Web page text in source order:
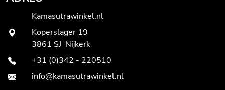
Kamasutrawinkel.nl
Koperslager 19
3861 SJ Nijkerk
+31 (0)342 - 220510
info@kamasutrawinkel.nl